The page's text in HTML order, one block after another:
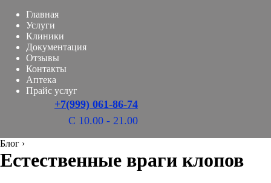
Главная
Услуги
Клиники
Документация
Отзывы
Контакты
Аптека
Прайс услуг
+7(999) 061-86-74
С 10.00 - 21.00
Блог ›
Естественные враги клопов